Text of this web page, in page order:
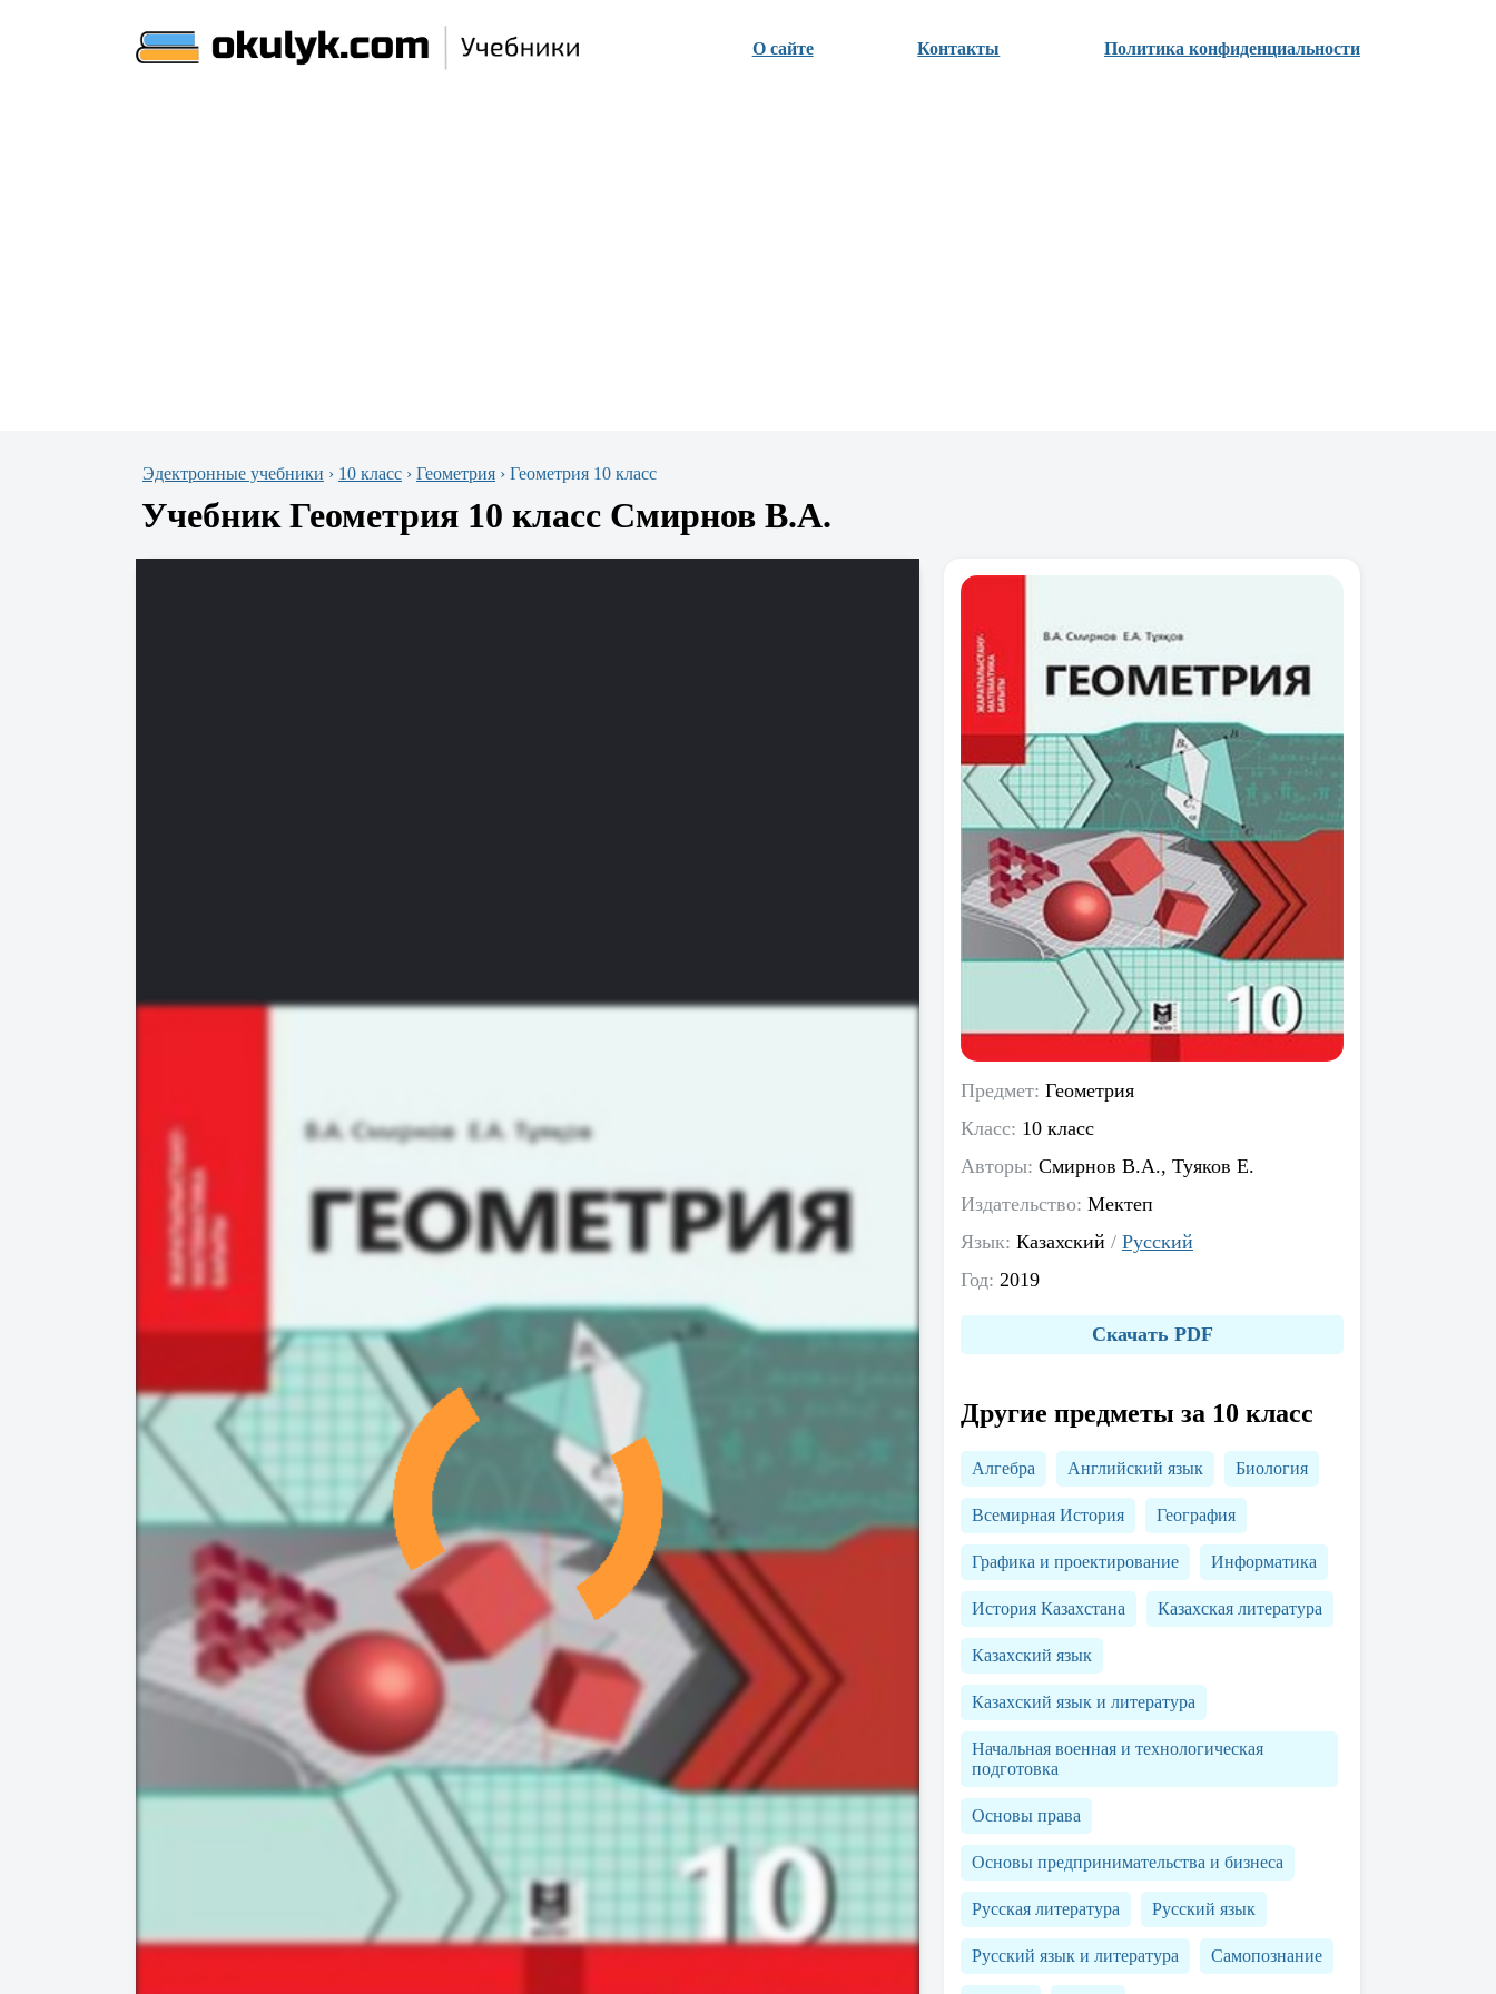
О сайте Контакты Политика конфиденциальности
Эдектронные учебники › 10 класс › Геометрия › Геометрия 10 класс
Учебник Геометрия 10 класс Смирнов В.А.
Предмет: Геометрия
Класс: 10 класс
Авторы: Смирнов В.А., Туяков Е.
Издательство: Мектеп
Язык: Казахский / Русский
Год: 2019
Скачать PDF
Другие предметы за 10 класс
Алгебра Английский язык Биология
Всемирная История География
Графика и проектирование Информатика
История Казахстана Казахская литература
Казахский язык
Казахский язык и литература
Начальная военная и технологическая
подготовка
Основы права
Основы предпринимательства и бизнеса
Русская литература Русский язык
Русский язык и литература Самопознание